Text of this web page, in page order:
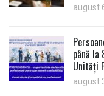
august
până
Unități
august